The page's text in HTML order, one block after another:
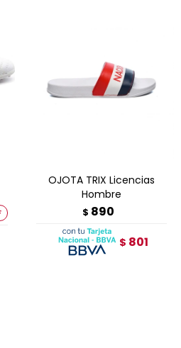
OJOTA TRIX Licencias
Hombre
$ 890
$ 801